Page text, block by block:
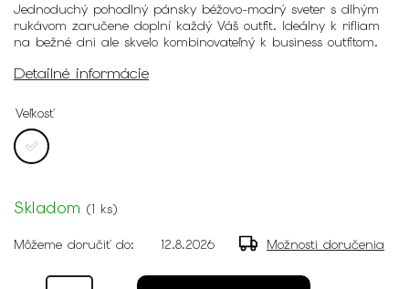
Jednoduchý pohodlný pánsky béžovo-modrý sveter s dlhým
rukávom zaručene doplní každý Váš outfit. Ideálny k rifliam
na bežné dni ale skvelo kombinovateľný k business outfitom.
Detailné informácie
Veľkosť
Skladom (1 ks)
Môžeme doručiť do: 12.8.2026 Možnosti doručenia